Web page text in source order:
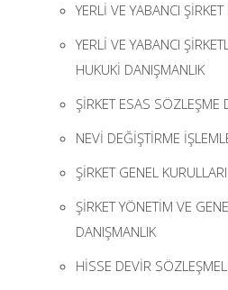
YERLİ VE YABANCI
YERLİ VE YABANCI
HUKUKİ DANIŞMANLIK
ŞİRKET ESAS SÖZLEŞME
NEVİ DEĞİŞTİRME
ŞİRKET GENEL
ŞİRKET YÖNETİM VE
DANIŞMANLIK
HİSSE DEVİR